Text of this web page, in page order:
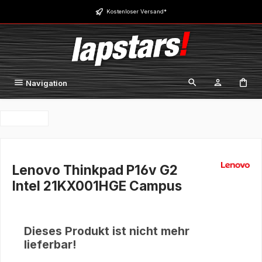
Zum Hauptinhalt springen Kostenloser Versand*
Navigation
Lenovo Thinkpad P16v G2
Intel 21KX001HGE Campus
Dieses Produkt ist nicht mehr
lieferbar!